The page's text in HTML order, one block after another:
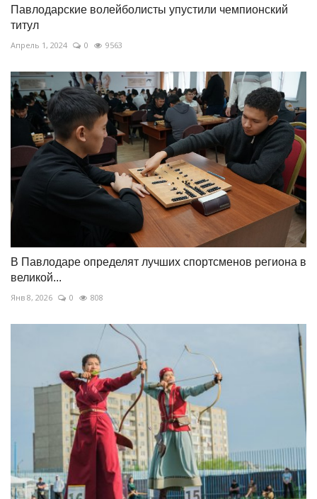
Павлодарские волейболисты упустили чемпионский
титул
Апрель 1, 2024 0 9563
В Павлодаре определят лучших спортсменов региона в
великой...
Янв 8, 2026 0 808